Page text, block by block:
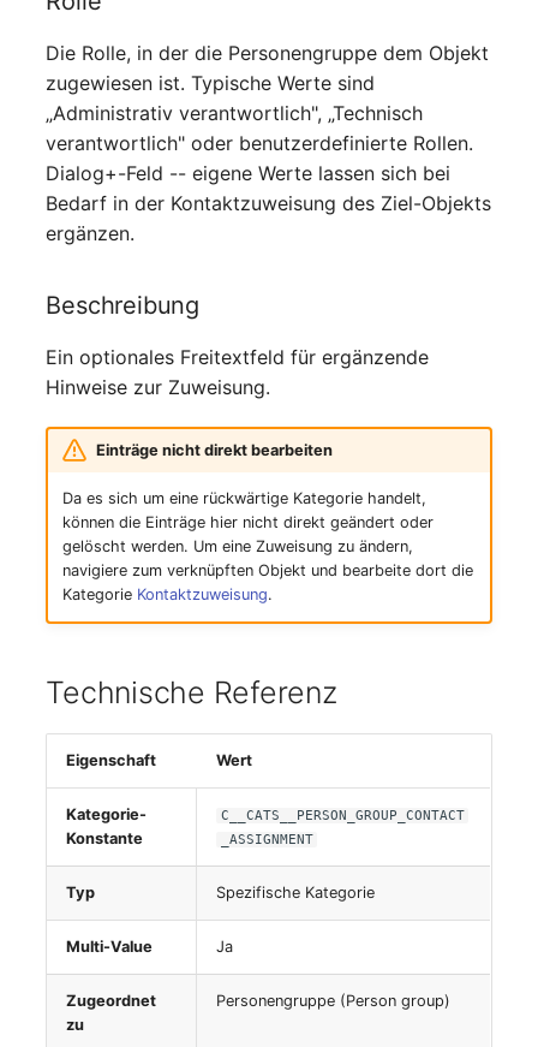
Printbox
Rack-Segment
Raum
Remote Management
Router
SAN Zoning
Schrank
Server
Service
SIM-Karte
Speichersystem
Steckdosenleiste
Supernet
Switch
Die Rolle, in der die Personengruppe dem Objekt
zugewiesen ist. Typische Werte sind
„Administrativ verantwortlich", „Technisch
verantwortlich" oder benutzerdefinierte Rollen.
Dialog+-Feld -- eigene Werte lassen sich bei
Bedarf in der Kontaktzuweisung des Ziel-Objekts
ergänzen.
Beschreibung
Ein optionales Freitextfeld für ergänzende
Hinweise zur Zuweisung.
Einträge nicht direkt bearbeiten
Da es sich um eine rückwärtige Kategorie handelt,
können die Einträge hier nicht direkt geändert oder
gelöscht werden. Um eine Zuweisung zu ändern,
navigiere zum verknüpften Objekt und bearbeite dort die
Kategorie Kontaktzuweisung.
Technische Referenz
Eigenschaft Wert
Kategorie-
Konstante
C__CATS__PERSON_GROUP_CONTACT
_ASSIGNMENT
Typ Spezifische Kategorie
Multi-Value Ja
Zugeordnet
zu
Personengruppe (Person group)